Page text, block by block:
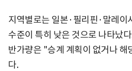
지역별로는 일본·필리핀·말레이
수준이 특히 낮은 것으로 나타났
반가량은 "승계 계획이 없거나 해
다.